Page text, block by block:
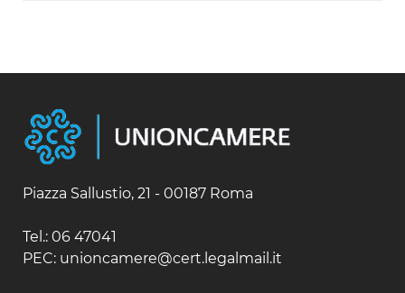
Croazia
Danimarca
Estonia
Francia
Gibilterra
Grecia
Nuova Caledonia
Papua Nuova Guinea
Samoa
Piazza Sallustio, 21 - 00187 Roma
Tel.: 06 47041
PEC: unioncamere@cert.legalmail.it